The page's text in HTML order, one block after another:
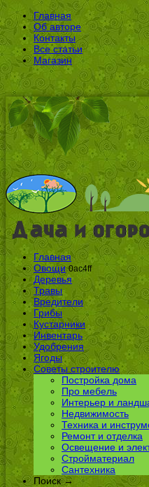
Главная
Об авторе
Контакты
Все статьи
Магазин
Главная
Овощи 0ac4ff
Деревья
Травы
Вредители
Грибы
Кустарники
Инвентарь
Удобрения
Ягоды
Советы строителю
Постройка дома
Про мебель
Интерьер и
Недвижимость
Техника и
Ремонт и отделка
Освещение и
Стройматериал
Сантехника
Поиск →